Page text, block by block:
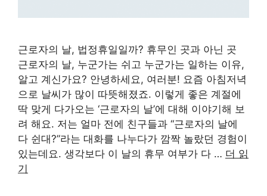
근로자의 날, 법정휴일일까? 휴무인 곳과 아닌 곳
근로자의 날, 누군가는 쉬고 누군가는 일하는 이유,
알고 계신가요? 안녕하세요, 여러분! 요즘 아침저녁
으로 날씨가 많이 따뜻해졌죠. 이렇게 좋은 계절에
딱 맞게 다가오는 ‘근로자의 날’에 대해 이야기해 보
려 해요. 저는 얼마 전에 친구들과 “근로자의 날에
다 쉰대?”라는 대화를 나누다가 깜짝 놀랐던 경험이
있는데요. 생각보다 이 날의 휴무 여부가 다 … 더 읽
기